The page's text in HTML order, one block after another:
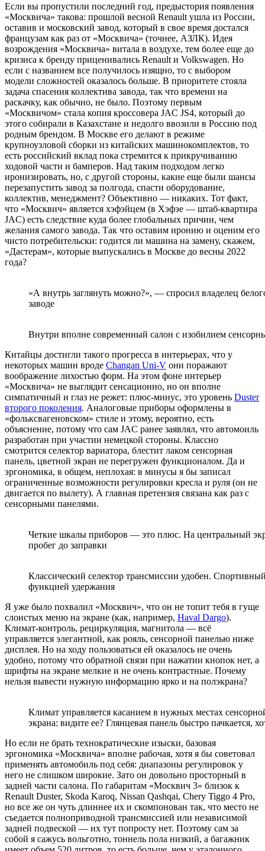
Если вы пропустили последний год, предыстория появления
«Москвича» такова: прошлой весной Renault ушла из России,
оставив и московский завод, который в свое время достался
французам как раз от «Москвича» (точнее, АЗЛК). Идея
возрождения «Москвича» витала в воздухе, тем более еще до
кризиса к бренду приценивались Renault и Volkswagen. Но
если с названием все получилось изящно, то с выбором
модели сложностей оказалось больше. В приоритете стояла
задача спасения коллектива завода, так что времени на
раскачку, как обычно, не было. Поэтому первым
«Москвичом» стала копия кроссовера JAC JS4, который до
этого собирали в Казахстане и недолго ввозили в Россию под
родным брендом. В Москве его делают в режиме
крупноузловой сборки из китайских машинокомплектов, то
есть российский вклад пока стремится к прикручиванию
ходовой части и бамперов. Над таким подходом легко
иронизировать, но, с другой стороны, какие еще были шансы
перезапустить завод за полгода, спасти оборудование,
коллектив, менеджмент? Объективно — никаких. Тот факт,
что «Москвич» является хэфэйцем (в Хэфэе — штаб-квартира
JAC) есть следствие куда более глобальных причин, чем
желания самого завода. Так что оставим иронию и оценим его
чисто потребительски: годится ли машина на замену, скажем,
«Дастерам», которые выпускались в Москве до весны 2022
года?
«А внутрь заглянуть можно?», — спросил владелец
заводе
Внутри вполне современный салон с изобилием
Китайцы достигли такого прогресса в интерьерах, что у
некоторых машин вроде Changan Uni-V они поражают
воображение лихостью форм. На этом фоне интерьер
«Москвича» не выглядит сенсационно, но он вполне
симпатичный и глаз не режет: плюс-минус, это уровень Duster
второго поколения. Аналоговые приборы оформлены в
«фольксвагеновском» стиле и этому, вероятно, есть
объяснение, потому что сам JAC ранее заявлял, что автомоиль
разработан при участии немецкой стороны. Классно
смотрится селектор вариатора, блестит лаком сенсорная
панель, цветной экран не перегружен функционалом. Да и
эргономика, в общем, неплохая: в минусы я бы записал
ограниченные возможности регулировки кресла и руля (он не
двигается по вылету). А главная претензия связана как раз с
сенсорными панелями.
Четкие шкалы приборов — это плюс. На центральный
пробег до заправки
Классический селектор трансмиссии удобен.
функцией удержания
Я уже было похвалил «Москвич», что он не топит тебя в гуще
слоистых меню на экране (как, например, Haval Dargo).
Климат-контроль, рециркуляция, магнитола — всё
управляется элегантной, как рояль, сенсорной панелью ниже
дисплея. Но на ходу пользоваться ей оказалось не очень
удобно, потому что обратной связи при нажатии кнопок нет, а
шрифты на экране мелкие и не очень контрастные. Почему
нельзя вывести нужную информацию ярко и на полэкрана?
Климат управляется касанием в нужных местах
экрана: видите ее? Глянцевая панель быстро пачкается,
Но если не брать технократические изыски, базовая
эргономика «Москвича» вполне рабочая, хотя я бы советовал
применять автомобиль под себя: диапазоны регулировок у
него не слишком широкие. Зато он довольно просторный в
задней части салона. По габаритам «Москвич 3» близок к
Renault Duster, Skoda Karoq, Nissan Qashqai, Chery Tiggo 4 Pro,
но все же он чуть длиннее их и скомпонован так, что место не
съедается полноприводной трансмиссией или независимой
задней подвеской — их тут попросту нет. Поэтому сам за
собой я сажусь вольготно, тоннель пола низкий, а багажник